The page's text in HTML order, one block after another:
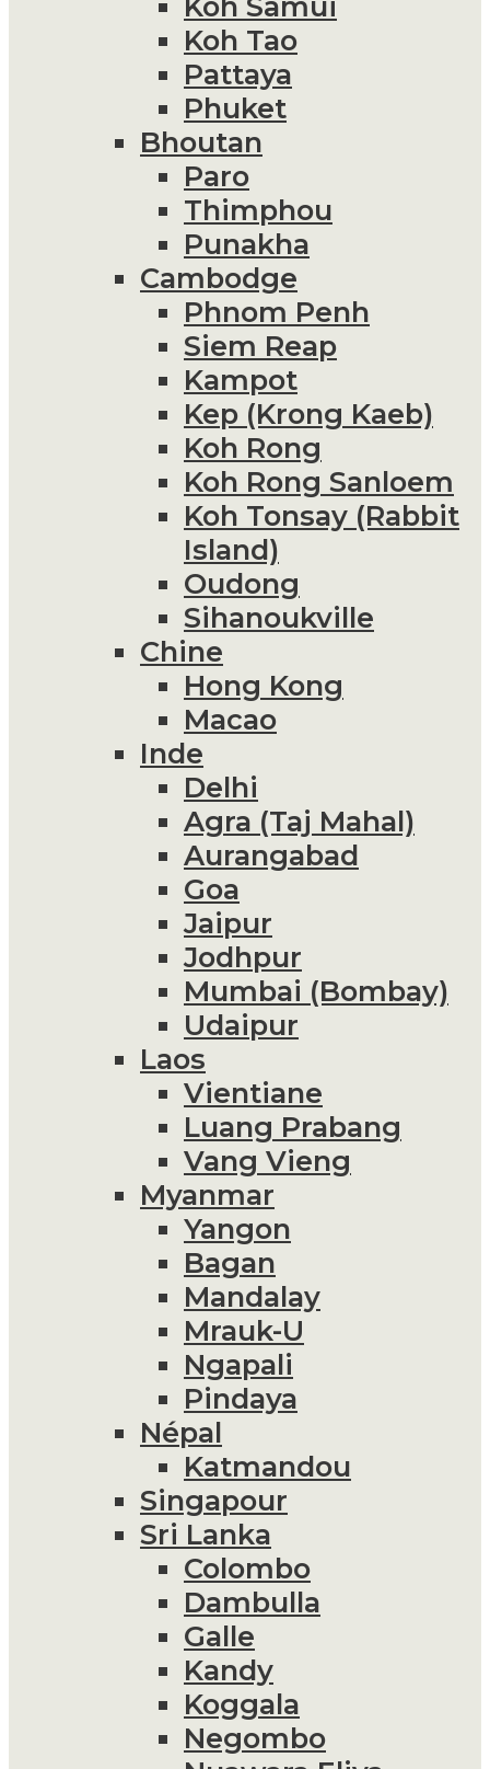
Koh Tao
Pattaya
Phuket
Bhoutan
Paro
Thimphou
Punakha
Cambodge
Phnom Penh
Siem Reap
Kampot
Kep (Krong Kaeb)
Koh Rong
Koh Rong Sanloem
Koh Tonsay (Rabbit
Island)
Oudong
Sihanoukville
Chine
Hong Kong
Macao
Inde
Delhi
Agra (Taj Mahal)
Aurangabad
Goa
Jaipur
Jodhpur
Mumbai (Bombay)
Udaipur
Laos
Vientiane
Luang Prabang
Vang Vieng
Myanmar
Yangon
Bagan
Mandalay
Mrauk-U
Ngapali
Pindaya
Népal
Katmandou
Singapour
Sri Lanka
Colombo
Dambulla
Galle
Kandy
Koggala
Negombo